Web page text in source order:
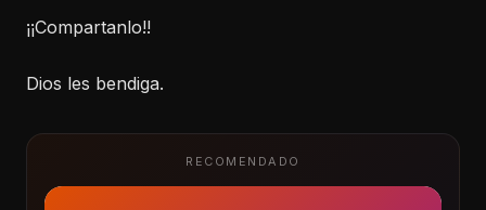
¡¡Compartanlo!!
Dios les bendiga.
RECOMENDADO